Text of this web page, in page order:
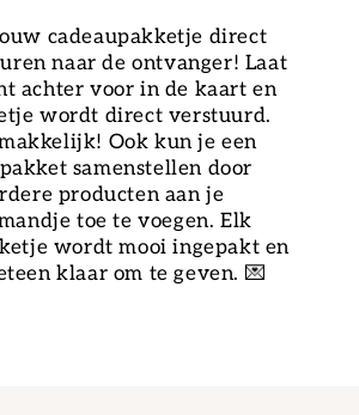
cadeaupakketje direct
naar de ontvanger! Laat
achter voor in de kaart en
wordt direct verstuurd.
Ook kun je een
samenstellen door
producten aan je
toe te voegen. Elk
wordt mooi ingepakt en
klaar om te geven. 💌